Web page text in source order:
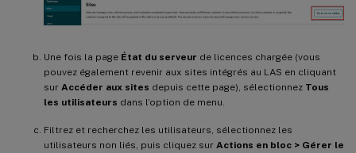
Une fois la page État du serveur de licences chargée (vous
pouvez également revenir aux sites intégrés au LAS en cliquant
sur Accéder aux sites depuis cette page), sélectionnez Tous
les utilisateurs dans l’option de menu.
Filtrez et recherchez les utilisateurs, sélectionnez les
utilisateurs non liés, puis cliquez sur Actions en bloc > Gérer le